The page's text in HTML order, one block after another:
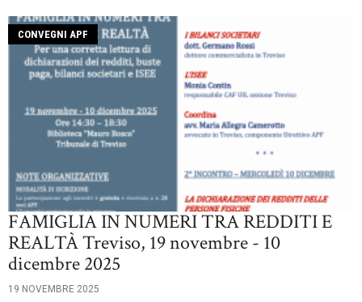
CONVEGNI APF
FAMIGLIA IN NUMERI TRA REDDITI E
REALTÀ Treviso, 19 novembre - 10
dicembre 2025
19 NOVEMBRE 2025